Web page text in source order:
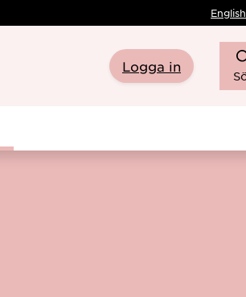
Logga in